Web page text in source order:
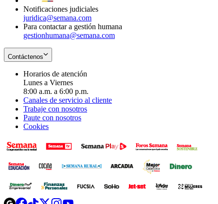
Notificaciones judiciales
juridica@semana.com
Para contactar a gestión humana
gestionhumana@semana.com
Contáctenos
Horarios de atención
Lunes a Viernes
8:00 a.m. a 6:00 p.m.
Canales de servicio al cliente
Trabaje con nosotros
Paute con nosotros
Cookies
OpensOpensOpensOpens